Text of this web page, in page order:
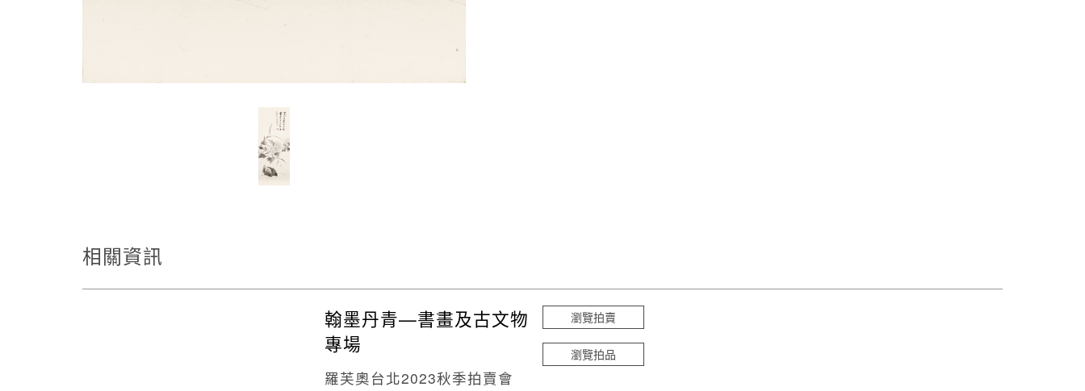
相關資訊
翰墨丹青—書畫及古文物
專場
羅芙奧台北2023秋季拍賣會
瀏覽拍賣
瀏覽拍品